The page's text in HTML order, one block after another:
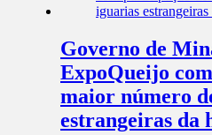
Governo de
ExpoQueijo
maior número
estrangeiras da